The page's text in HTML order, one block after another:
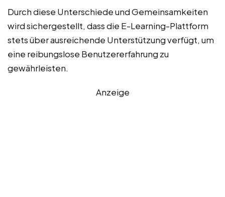
Durch diese Unterschiede und Gemeinsamkeiten
wird sichergestellt, dass die E-Learning-Plattform
stets über ausreichende Unterstützung verfügt, um
eine reibungslose Benutzererfahrung zu
gewährleisten.
Anzeige